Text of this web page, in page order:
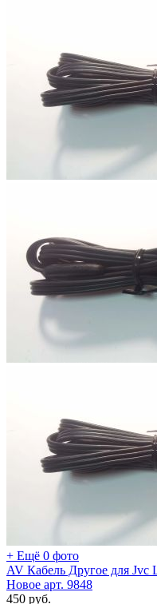
+ Ещё 0 фото
AV Кабель Другое для
Новое арт. 9848
450 руб.